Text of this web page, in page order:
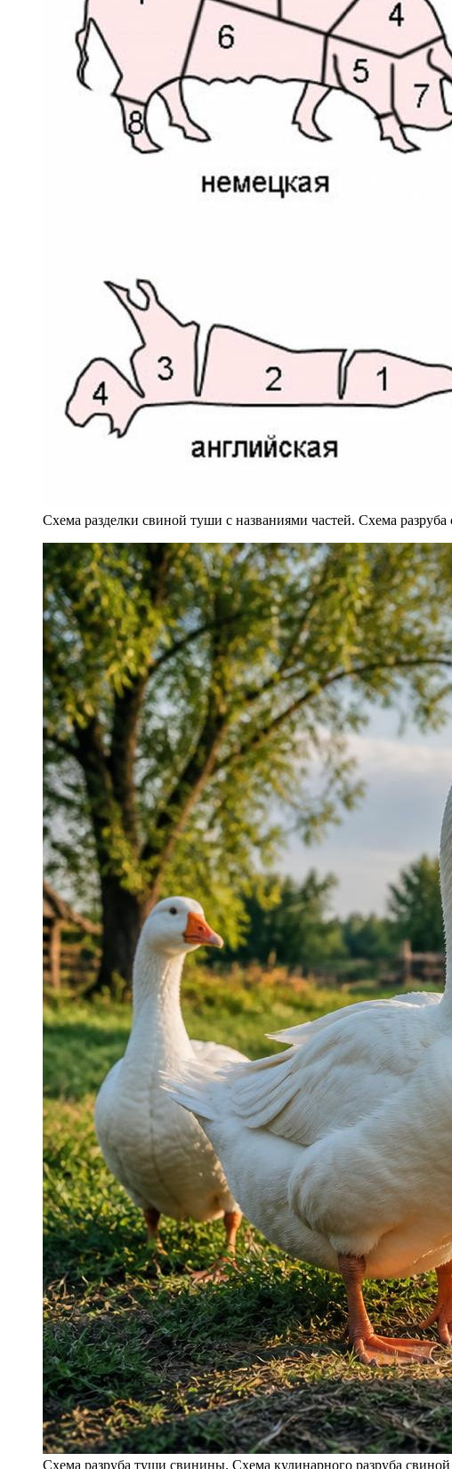
Схема разделки свиной туши с названиями частей. Схема
Схема разруба туши свинины. Схема кулинарного разруба